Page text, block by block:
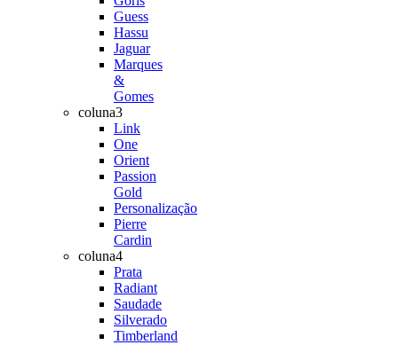
Guess
Hassu
Jaguar
Marques
&
Gomes
coluna3
Link
One
Orient
Passion
Gold
Personalização
Pierre
Cardin
coluna4
Prata
Radiant
Saudade
Silverado
Timberland